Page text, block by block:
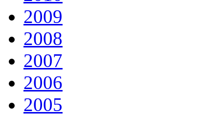
2009
2008
2007
2006
2005